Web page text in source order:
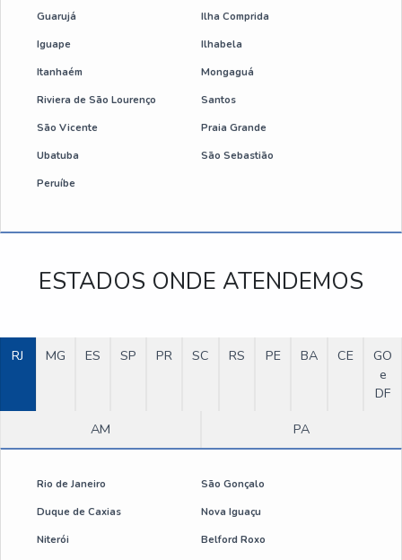
Guarujá Ilha Comprida
Iguape Ilhabela
Itanhaém Mongaguá
Riviera de São Lourenço Santos
São Vicente Praia Grande
Ubatuba São Sebastião
Peruíbe
ESTADOS ONDE ATENDEMOS
RJ MG ES SP PR SC RS PE BA CE
GO
e
DF
AM
PA
Rio de Janeiro São Gonçalo
Duque de Caxias Nova Iguaçu
Niterói Belford Roxo